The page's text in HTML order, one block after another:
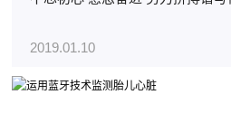
2019.01.10